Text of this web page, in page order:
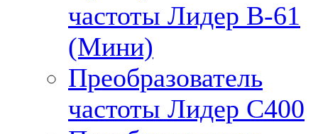
частоты Лидер В-61
(Мини)
Преобразователь
частоты Лидер С400